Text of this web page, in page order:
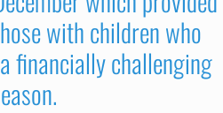
with children who
financially challenging